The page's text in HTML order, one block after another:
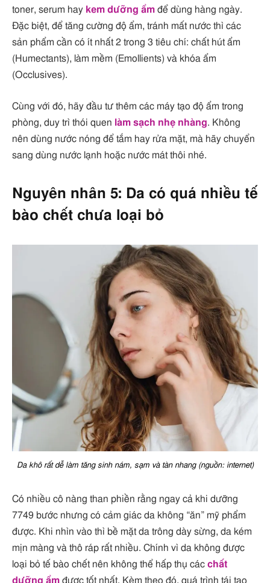
toner, serum hay kem dưỡng ẩm để dùng hàng ngày.
Đặc biệt, để tăng cường độ ẩm, tránh mất nước thì các
sản phẩm cần có ít nhất 2 trong 3 tiêu chí: chất hút ẩm
(Humectants), làm mềm (Emollients) và khóa ẩm
(Occlusives).
Cùng với đó, hãy đầu tư thêm các máy tạo độ ẩm trong
phòng, duy trì thói quen làm sạch nhẹ nhàng. Không
nên dùng nước nóng để tắm hay rửa mặt, mà hãy chuyển
sang dùng nước lạnh hoặc nước mát thôi nhé.
Nguyên nhân 5: Da có quá nhiều tế
bào chết chưa loại bỏ
Da khô rất dễ làm tăng sinh nám, sạm và tàn nhang (nguồn: internet)
Có nhiều cô nàng than phiền rằng ngay cả khi dưỡng
7749 bước nhưng có cảm giác da không “ăn” mỹ phẩm
được. Khi nhìn vào thì bề mặt da trông dày sừng, da kém
mịn màng và thô ráp rất nhiều. Chính vì da không được
loại bỏ tế bào chết nên không thể hấp thụ các chất
dưỡng ẩm được tốt nhất. Kèm theo đó, quá trình tái tạo